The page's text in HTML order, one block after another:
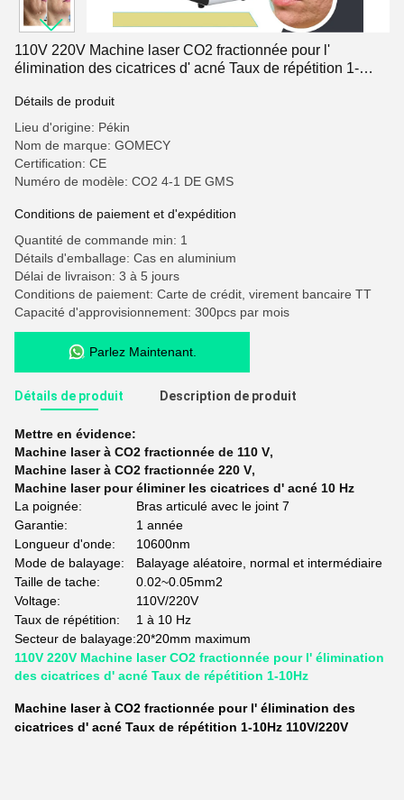
110V 220V Machine laser CO2 fractionnée pour l'
élimination des cicatrices d' acné Taux de répétition 1-
Détails de produit
Lieu d'origine: Pékin
Nom de marque: GOMECY
Certification: CE
Numéro de modèle: CO2 4-1 DE GMS
Conditions de paiement et d'expédition
Quantité de commande min: 1
Détails d'emballage: Cas en aluminium
Délai de livraison: 3 à 5 jours
Conditions de paiement: Carte de crédit, virement bancaire TT
Capacité d'approvisionnement: 300pcs par mois
Parlez Maintenant.
Détails de produit Description de produit
Mettre en évidence:
Machine laser à CO2 fractionnée de 110 V,
Machine laser à CO2 fractionnée 220 V,
Machine laser pour éliminer les cicatrices d' acné 10 Hz
La poignée:
Bras articulé avec le joint 7
Garantie:
1 année
Longueur d'onde:
10600nm
Mode de balayage:
Balayage aléatoire, normal et intermédiaire
Taille de tache:
0.02~0.05mm2
Voltage:
110V/220V
Taux de répétition:
1 à 10 Hz
Secteur de balayage:20*20mm maximum
110V 220V Machine laser CO2 fractionnée pour l' élimination
des cicatrices d' acné Taux de répétition 1-10Hz
Machine laser à CO2 fractionnée pour l' élimination des
cicatrices d' acné Taux de répétition 1-10Hz 110V/220V